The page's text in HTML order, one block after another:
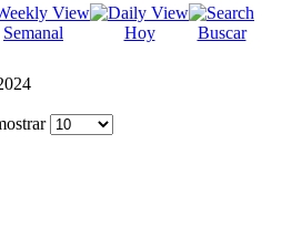
Semanal Hoy
Buscar